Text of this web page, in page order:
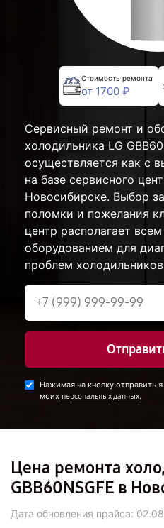
Стоимость ремонта
от 1700 ₽
Сервисный ремонт и
холодильника LG
осуществляется как с
на базе сервисного
Новосибирске. Выбор
поломки и пожелания
центр располагает
оборудованием для
проблем холодильников
Нажимая на кнопку отправить
моих персональных данных.
Цена ремонта
GBB60NSGFE в
Дата обновления прайса: